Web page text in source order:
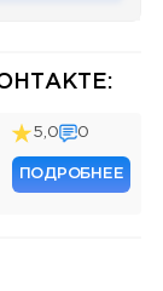
5,0 0
ПОДРОБНЕЕ